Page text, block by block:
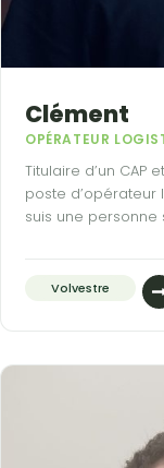
Clément
OPÉRATEUR
Titulaire d’un CAP
poste d’opérateur
suis une
Volvestre